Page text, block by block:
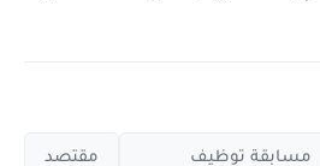
مسابقة توظيف
مقتصد